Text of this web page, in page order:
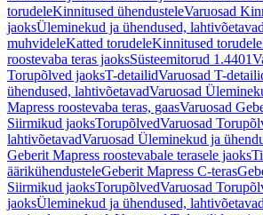
torudeleKinnitused ühendusteleVaruosad
jaoksÜleminekud ja ühendused, lahtivõetavad
muhvideleKatted torudeleKinnitused torudele
roostevaba teras jaoksSüsteemitorud 1.4401
Torupõlved jaoksT-detailidVaruosad T-
ühendused, lahtivõetavadVaruosad
Mapress roostevaba teras, gaasVaruosad
Siirmikud jaoksTorupõlvedVaruosad
lahtivõetavadVaruosad Üleminekud ja
Geberit Mapress roostevabale terasele jaoks
äärikühendusteleGeberit Mapress C-teras
Siirmikud jaoksTorupõlvedVaruosad
jaoksÜleminekud ja ühendused, lahtivõetavad